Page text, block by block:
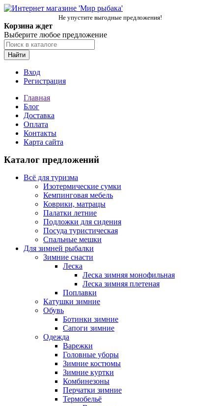
Не упустите выгодные предложения!
Корзина ждет
Выберите любое предложение
Найти
Вход
Регистрация
Главная
Блог
Доставка
Оплата
Контакты
Карта сайта
Каталог предложений
Всё для туризма
Изотермические сумки
Кемпинговая мебель
Коврики, матрацы
Палатки летние
Подложки для сидения
Посуда туристическая
Спальные мешки
Для зимней рыбалки
Зимние снасти
Леска
Леска зимняя монофильная
Леска зимняя плетеная
Поплавки
Катушки зимние
Обувь
Ботинки зимние
Сапоги зимние
Одежда
Варежки
Головные уборы
Зимние костюмы
Зимние куртки
Комбинезоны
Перчатки зимние
Термобельё